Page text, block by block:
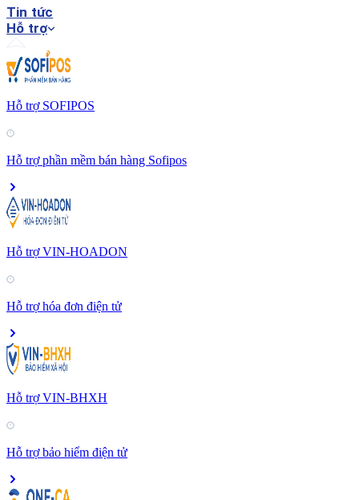
Tin tức
Hỗ trợ
Hỗ trợ SOFIPOS
Hỗ trợ phần mềm bán hàng Sofipos
Hỗ trợ VIN-HOADON
Hỗ trợ hóa đơn điện tử
Hỗ trợ VIN-BHXH
Hỗ trợ bảo hiểm điện tử